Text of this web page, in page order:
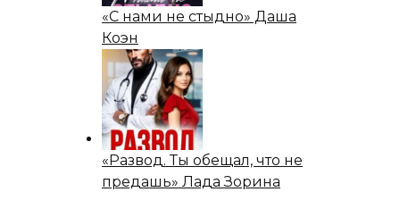
«С нами не стыдно» Даша
Коэн
«Развод. Ты обещал, что не
предашь» Лада Зорина